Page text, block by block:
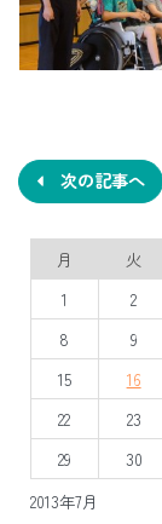
稿
ナ
ビ
ゲ
ー
シ
ョ
ン
次の記事へ
2013年7月
月 火
1
2
8
9
15
16
22
23
29
30